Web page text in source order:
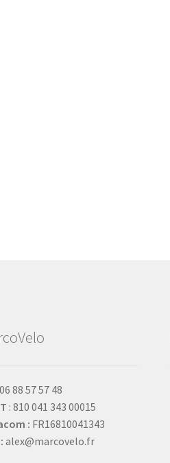
88 57 57 48
: 810 041 343 00015
: FR16810041343
alex@marcovelo.fr